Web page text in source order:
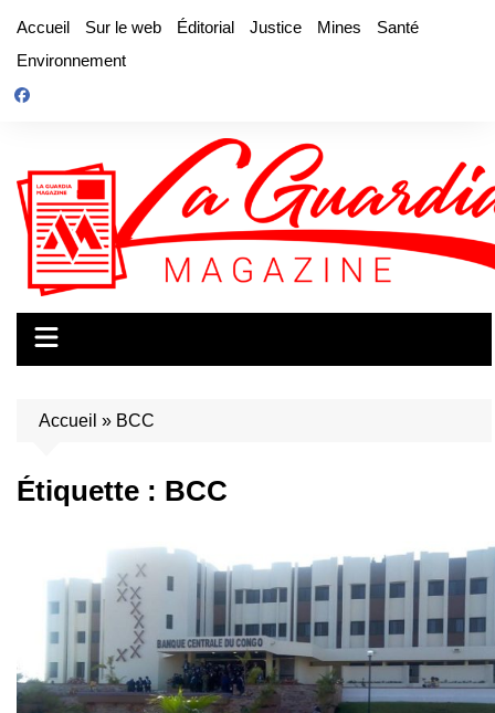
contenu
Accueil Sur le web Éditorial Justice Mines
Santé
Environnement
Accueil » BCC
Étiquette : BCC